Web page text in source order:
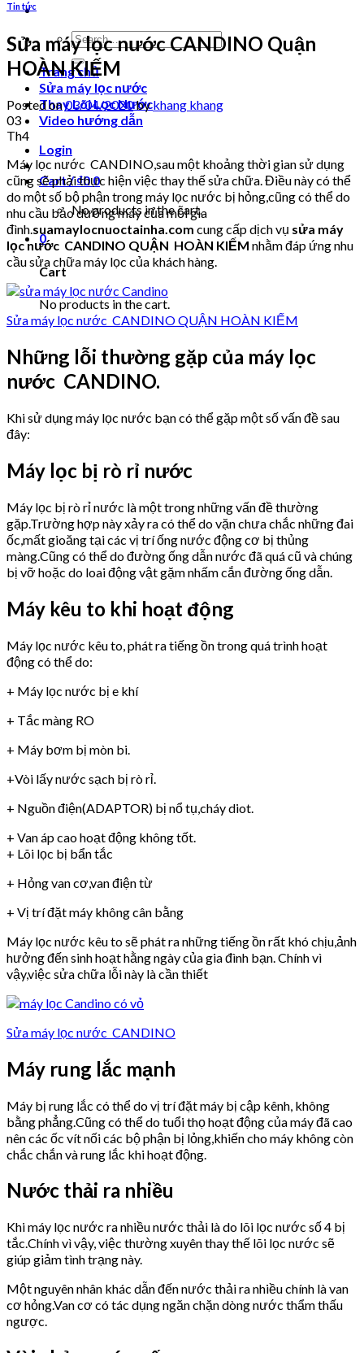
Search
for:
Trang chủ
Sửa máy lọc nước
Thay Lõi Lọc Nước
Video hướng dẫn
Login
Cart /₫00
No products in the cart.
0
Cart
No products in the cart.
Tin tức
Sửa máy lọc nước CANDINO Quận
HOÀN KIẾM
Posted on03/04/2020bykhang khang
03
Th4
Máy lọc nước CANDINO,sau một khoảng thời gian sử dụng
cũng sẽ phải thực hiện việc thay thế sửa chữa. Điều này có thể
do một số bộ phận trong máy lọc nước bị hỏng,cũng có thể do
nhu cầu bảo dưỡng máy của mỗi gia
đình.suamaylocnuoctainha.com cung cấp dịch vụ sửa máy
lọc nước CANDINO QUẬN HOÀN KIẾM nhằm đáp ứng nhu
cầu sửa chữa máy lọc của khách hàng.
Sửa máy lọc nước CANDINO QUẬN HOÀN KIẾM
Những lỗi thường gặp của máy lọc
nước CANDINO.
Khi sử dụng máy lọc nước bạn có thể gặp một số vấn đề sau
đây:
Máy lọc bị rò rỉ nước
Máy lọc bị rò rỉ nước là một trong những vấn đề thường
gặp.Trường hợp này xảy ra có thể do vặn chưa chắc những đai
ốc,mất gioăng tại các vị trí ống nước động cơ bị thủng
màng.Cũng có thể do đường ống dẫn nước đã quá cũ và chúng
bị vỡ hoặc do loai động vật gặm nhấm cắn đường ống dẫn.
Máy kêu to khi hoạt động
Máy lọc nước kêu to, phát ra tiếng ồn trong quá trình hoạt
động có thể do:
+ Máy lọc nước bị e khí
+ Tắc màng RO
+ Máy bơm bị mòn bi.
+Vòi lấy nước sạch bị rò rỉ.
+ Nguồn điện(ADAPTOR) bị nổ tụ,cháy diot.
+ Van áp cao hoạt động không tốt.
+ Lõi lọc bị bẩn tắc
+ Hỏng van cơ,van điện từ
+ Vị trí đặt máy không cân bằng
Máy lọc nước kêu to sẽ phát ra những tiếng ồn rất khó chịu,ảnh
hưởng đến sinh hoạt hằng ngày của gia đình bạn. Chính vì
vậy,việc sửa chữa lỗi này là cần thiết
Sửa máy lọc nước CANDINO
Máy rung lắc mạnh
Máy bị rung lắc có thể do vị trí đặt máy bị cập kênh, không
bằng phẳng.Cũng có thể do tuổi thọ hoạt động của máy đã cao
nên các ốc vít nối các bộ phận bị lỏng,khiến cho máy không còn
chắc chắn và rung lắc khi hoạt động.
Nước thải ra nhiều
Khi máy lọc nước ra nhiều nước thải là do lõi lọc nước số 4 bị
tắc.Chính vì vậy, việc thường xuyên thay thế lõi lọc nước sẽ
giúp giảm tình trạng này.
Một nguyên nhân khác dẫn đến nước thải ra nhiều chính là van
cơ hỏng.Van cơ có tác dụng ngăn chặn dòng nước thẩm thấu
ngược.